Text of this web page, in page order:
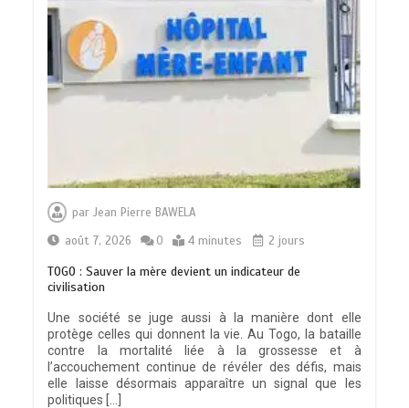
parJean Pierre BAWELA
août 7, 2026
0 4 minutes 2 jours
TOGO : Sauver la mère devient un indicateur de
civilisation
Une société se juge aussi à la manière dont elle
protège celles qui donnent la vie. Au Togo, la bataille
contre la mortalité liée à la grossesse et à
l’accouchement continue de révéler des défis, mais
elle laisse désormais apparaître un signal que les
politiques […]